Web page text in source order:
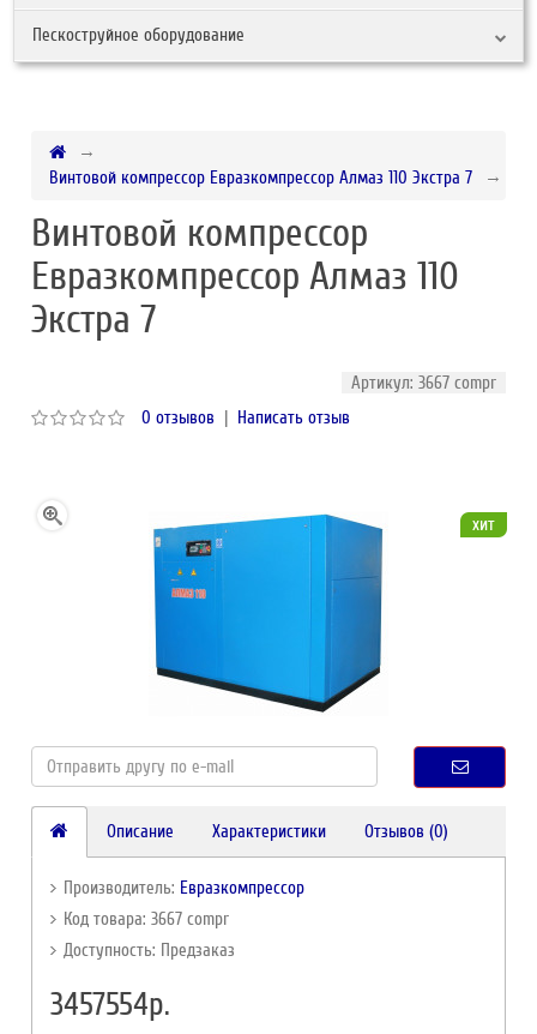
Пескоструйное оборудование
Винтовой компрессор Евразкомпрессор Алмаз 110 Экстра 7
Винтовой компрессор
Евразкомпрессор Алмаз 110
Экстра 7
Артикул: 3667 compr
0 отзывов | Написать отзыв
хит
Описание Характеристики Отзывов (0)
Производитель: Евразкомпрессор
Код товара: 3667 compr
Доступность: Предзаказ
3457554р.